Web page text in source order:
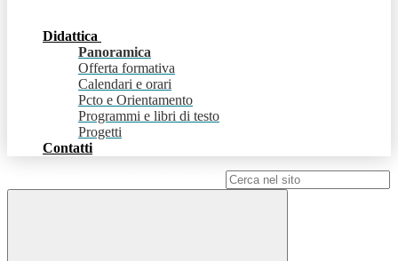
Didattica
Panoramica
Offerta formativa
Calendari e orari
Pcto e Orientamento
Programmi e libri di testo
Progetti
Contatti